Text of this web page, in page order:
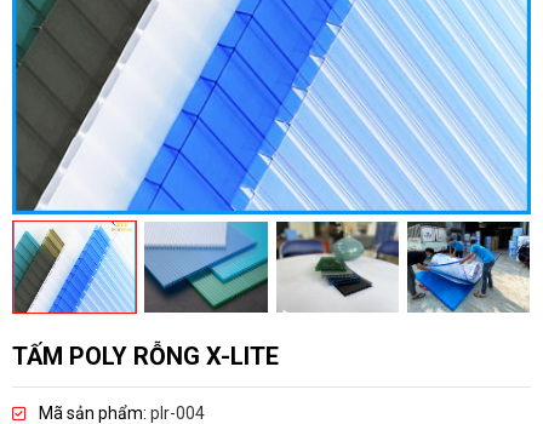
TẤM POLY RỖNG X-LITE
Mã sản phẩm: plr-004